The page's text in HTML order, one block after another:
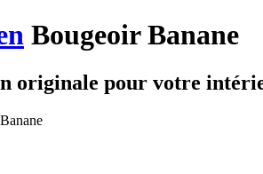
Bougeoir Banane
originale pour votre